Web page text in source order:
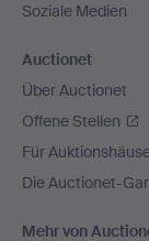
Soziale Medien
Auctionet
Über Auctionet
Offene Stellen
Für
Die Auctionet-
Mehr von